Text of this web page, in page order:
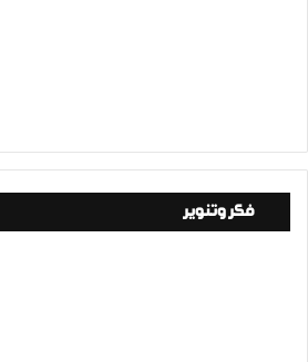
فكر وتنوير